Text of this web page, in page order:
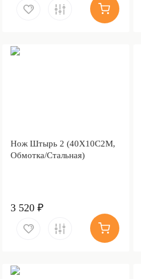
Нож Штырь 2 (40Х10С2М,
Обмотка/Стальная)
3 520 ₽